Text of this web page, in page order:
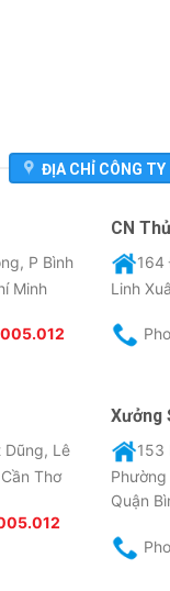
ĐỊA CHỈ CÔNG TY
P Bình
Minh
CN
164
Linh
Dũng, Lê
Thơ
Xưởng
153
Quận